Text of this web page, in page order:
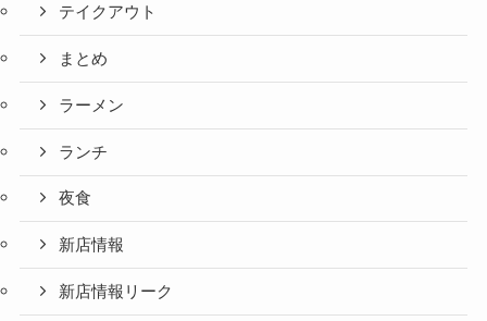
テイクアウト
まとめ
ラーメン
ランチ
夜食
新店情報
新店情報リーク